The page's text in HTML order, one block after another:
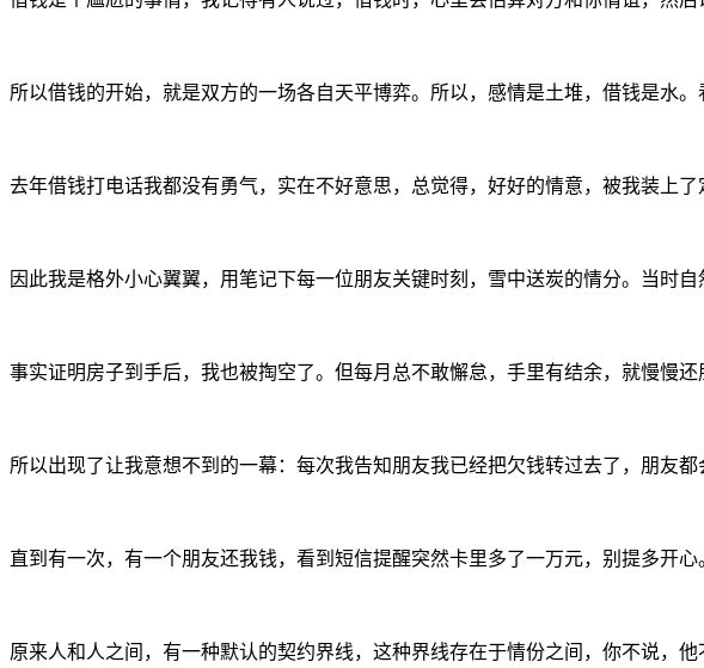
所以借钱的开始，就是双方的一场各自天平博弈。所以，感情是土堆，借钱是水。
去年借钱打电话我都没有勇气，实在不好意思，总觉得，好好的情意，被我装上了
因此我是格外小心翼翼，用笔记下每一位朋友关键时刻，雪中送炭的情分。当时
事实证明房子到手后，我也被掏空了。但每月总不敢懈怠，手里有结余，就慢慢还
所以出现了让我意想不到的一幕：每次我告知朋友我已经把欠钱转过去了，朋友
直到有一次，有一个朋友还我钱，看到短信提醒突然卡里多了一万元，别提多开
原来人和人之间，有一种默认的契约界线，这种界线存在于情份之间，你不说，